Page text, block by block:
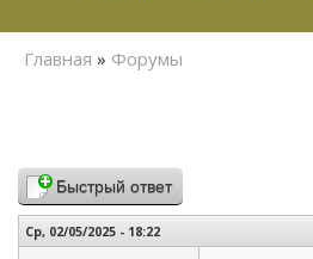
Вы здесь
Главная » Форумы
Быстрый ответ
Ср, 02/05/2025 - 18:22